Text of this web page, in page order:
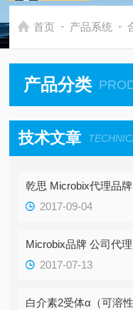
首页 - 产品系统 -
产品分类
技术文章
乾思 Microbix代理品牌
2017-09-04
Microbix品牌 公司代理
2017-07-13
白介素2受体α（可溶